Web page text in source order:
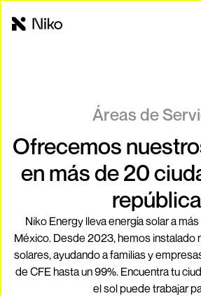
Áreas de
Ofrecemos
en más de 20
república
Niko Energy lleva energía solar a
México. Desde 2023, hemos instalado
solares, ayudando a familias y
de CFE hasta un 99%. Encuentra tu
el sol puede trabajar